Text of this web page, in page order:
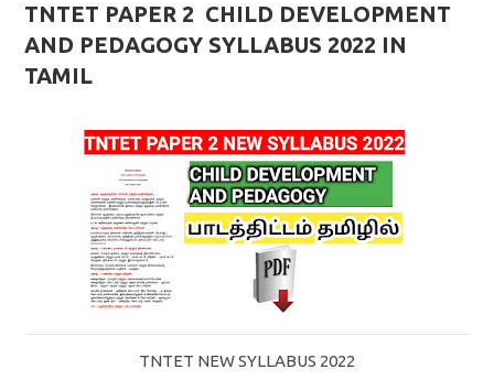
TNTET PAPER 2 CHILD DEVELOPMENT
AND PEDAGOGY SYLLABUS 2022 IN
TAMIL
TNTET NEW SYLLABUS 2022